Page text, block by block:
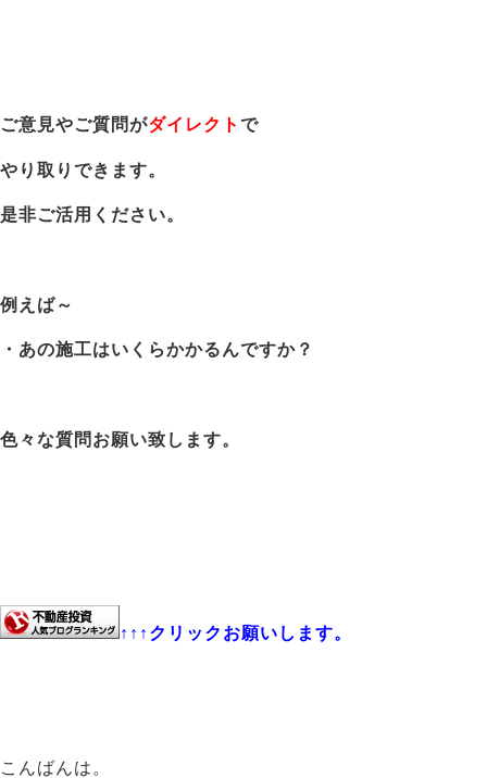
ご意見やご質問がダイレクト で
やり取りできます。
是非ご活用ください。
例えば～
・あの施工はいくらかかるんですか？
色々な質問お願い致します。
↑↑↑クリックお願いします。
こんばんは。